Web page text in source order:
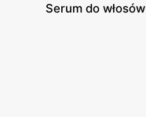
Serum do włosów